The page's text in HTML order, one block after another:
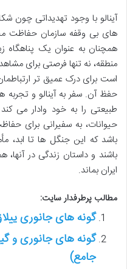
آینالو با وجود تهدیداتی چون
های بی وقفه سازمان حفاظت
همچنان به عنوان یک پناهگاه
منطقه، نه تنها فرصتی برای
است برای درک عمیق تر
حفظ آن. سفر به آینالو و
طبیعتی را به خود وادار می
حیوانات، به سفیرانی برای
باشد که این جنگل ها تا ابد،
باشند و داستان زندگی در
ایران بماند.
مطالب پرطرفدار سایت:
گونه های جانوری
گونه های جانوری و
جامع)